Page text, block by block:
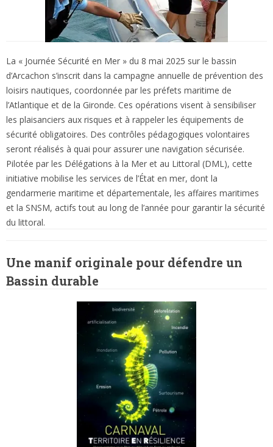
La « Journée Sécurité en Mer » du 8 mai 2025 sur le bassin
d’Arcachon s’inscrit dans la campagne annuelle de prévention des
loisirs nautiques, coordonnée par les préfets maritime de
l’Atlantique et de la Gironde. Ces opérations visent à sensibiliser
les plaisanciers aux risques et à rappeler les équipements de
sécurité obligatoires. Des contrôles pédagogiques volontaires
seront réalisés à quai pour assurer une navigation sécurisée.
Pilotée par les Délégations à la Mer et au Littoral (DML), cette
initiative mobilise les services de l’État en mer, dont la
gendarmerie maritime et départementale, les affaires maritimes
et la SNSM, actifs tout au long de l’année pour garantir la sécurité
du littoral.
Une manif originale pour défendre un
Bassin durable